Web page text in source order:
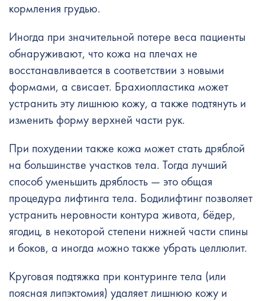
кормления грудью.
Иногда при значительной потере веса пациенты
обнаруживают, что кожа на плечах не
восстанавливается в соответствии з новыми
формами, а свисает. Брахиопластика может
устранить эту лишнюю кожу, а также подтянуть и
изменить форму верхней части рук.
При похудении также кожа может стать дряблой
на большинстве участков тела. Тогда лучший
способ уменьшить дряблость — это общая
процедура лифтинга тела. Бодилифтинг позволяет
устранить неровности контура живота, бёдер,
ягодиц, в некоторой степени нижней части спины
и боков, а иногда можно также убрать целлюлит.
Круговая подтяжка при контуринге тела (или
поясная липэктомия) удаляет лишнюю кожу и